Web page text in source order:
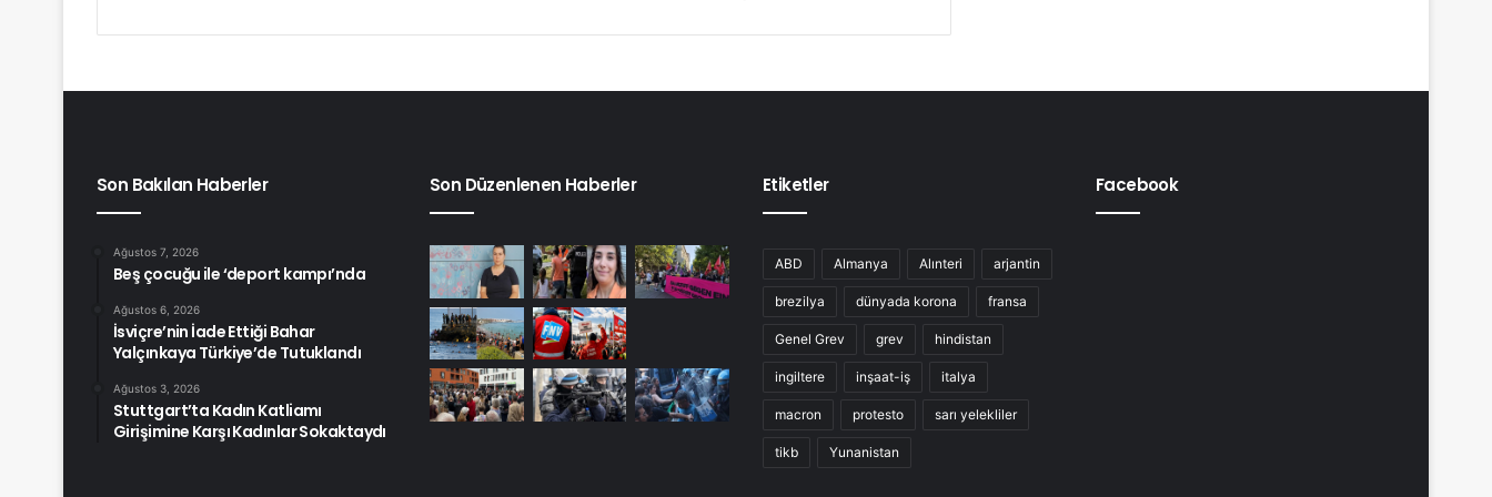
Son Bakılan Haberler
Ağustos 7, 2026
Beş çocuğu ile ‘deport kampı’nda
Ağustos 6, 2026
İsviçre’nin İade Ettiği Bahar
Yalçınkaya Türkiye’de Tutuklandı
Ağustos 3, 2026
Stuttgart’ta Kadın Katliamı
Girişimine Karşı Kadınlar Sokaktaydı
Son Düzenlenen Haberler Etiketler
ABD Almanya Alınteri arjantin
brezilya dünyada korona fransa
Genel Grev grev hindistan
ingiltere inşaat-iş italya
macron protesto sarı yelekliler
tikb Yunanistan
Facebook